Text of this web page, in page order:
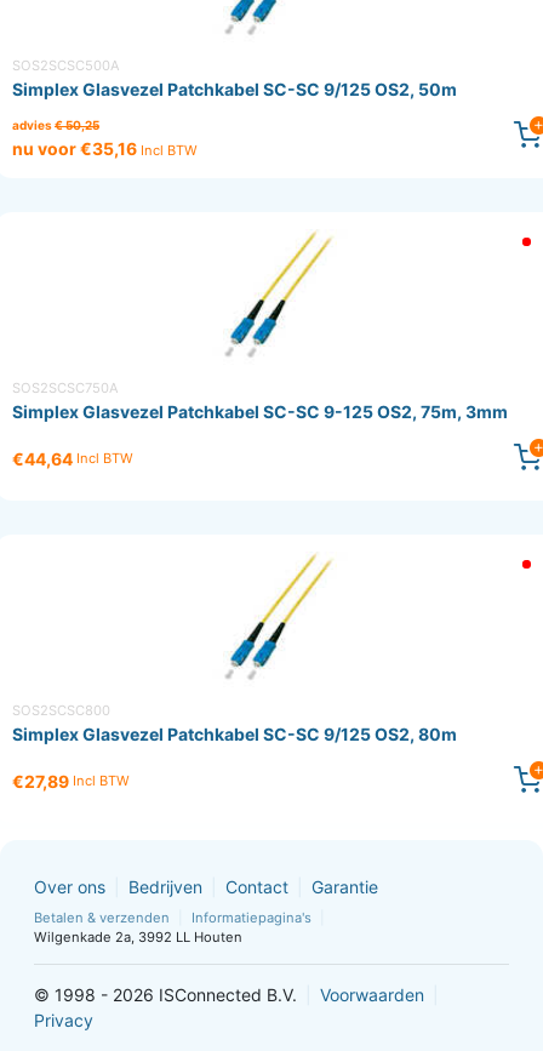
SOS2SCSC500A
Simplex Glasvezel Patchkabel SC-SC 9/125 OS2, 50m
advies€ 50,25
nu voor €35,16 Incl BTW
SOS2SCSC750A
Simplex Glasvezel Patchkabel SC-SC 9-125 OS2, 75m, 3mm
€44,64 Incl BTW
SOS2SCSC800
Simplex Glasvezel Patchkabel SC-SC 9/125 OS2, 80m
€27,89 Incl BTW
Over ons Bedrijven Contact Garantie
Betalen & verzenden
Informatiepagina's
Wilgenkade 2a, 3992 LL Houten
© 1998 - 2026 ISConnected B.V.
Voorwaarden
Privacy